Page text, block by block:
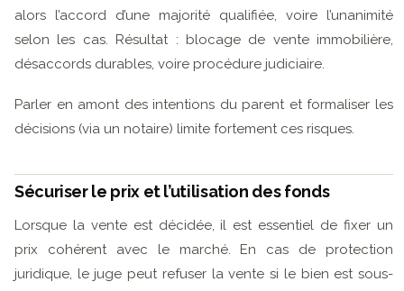
alors l’accord d’une majorité qualifiée, voire l’unanimité
selon les cas. Résultat : blocage de vente immobilière,
désaccords durables, voire procédure judiciaire.
Parler en amont des intentions du parent et formaliser les
décisions (via un notaire) limite fortement ces risques.
Sécuriser le prix et l’utilisation des fonds
Lorsque la vente est décidée, il est essentiel de fixer un
prix cohérent avec le marché. En cas de protection
juridique, le juge peut refuser la vente si le bien est sous-